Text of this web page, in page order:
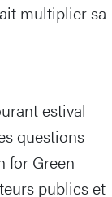
multiplier sa
estival
questions
for Green
publics et